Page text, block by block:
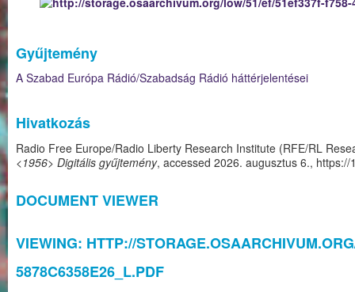
Gyűjtemény
A Szabad Európa Rádió/Szabadság Rádió háttérjelentései
Hivatkozás
Radio Free Europe/Radio Liberty Research Institute (RFE/RL
<1956> Digitális gyűjtemény, accessed 2026. augusztus 6., https://
DOCUMENT VIEWER
VIEWING: HTTP://
5878C6358E26_L.PDF